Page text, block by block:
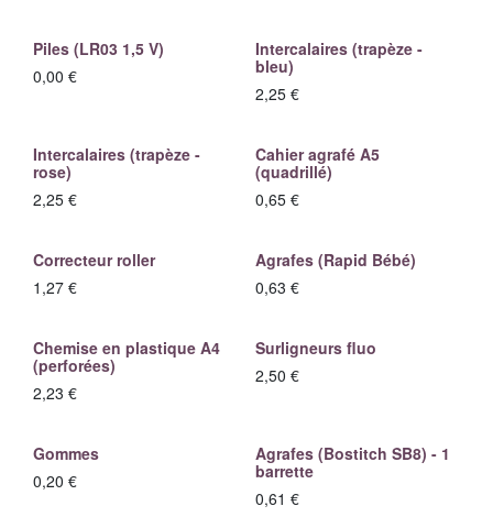
Piles (LR03 1,5 V)
0,00 €
Intercalaires (trapèze -
bleu)
2,25€
Intercalaires (trapèze -
rose)
2,25 €
Cahier agrafé A5
(quadrillé)
0,65€
Correcteur roller
1,27 €
Agrafes (Rapid Bébé)
0,63 €
Chemise en plastique A4
(perforées)
2,23 €
Surligneurs fluo
2,50 €
Gommes
0,20 €
Agrafes (Bostitch SB8) - 1
barrette
0,61 €